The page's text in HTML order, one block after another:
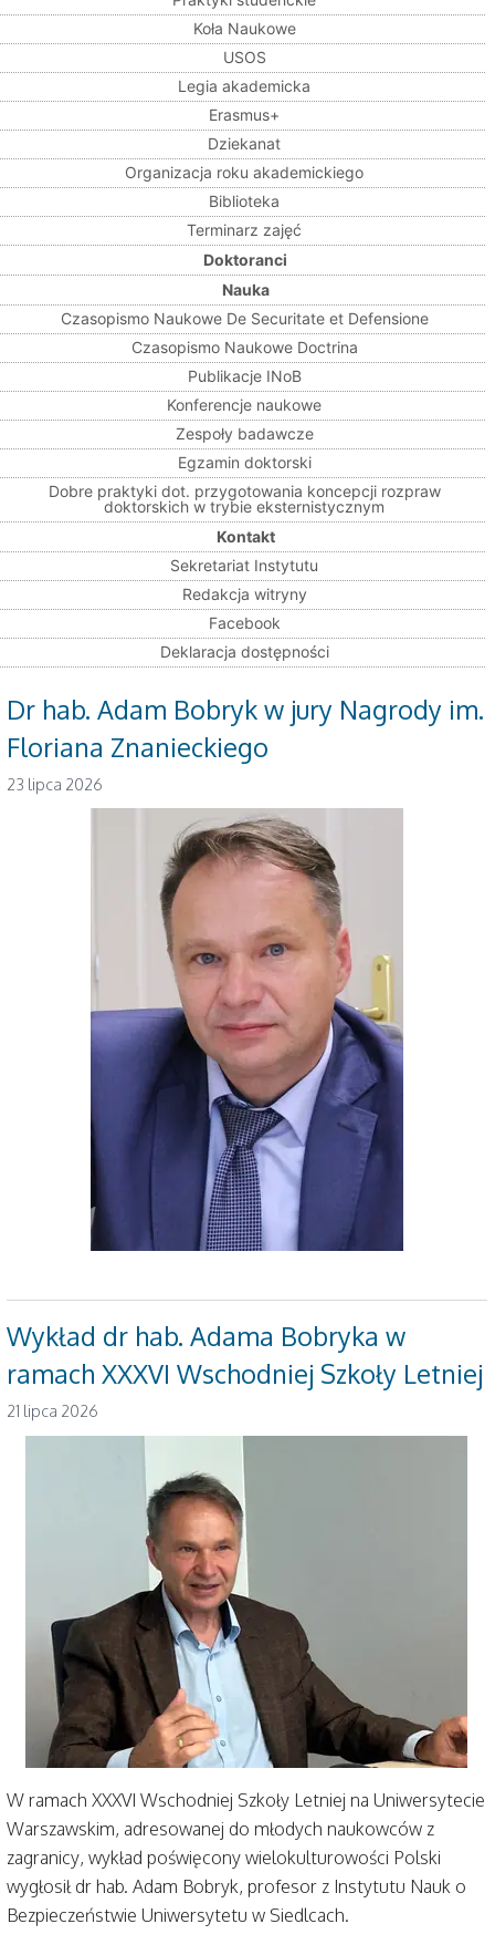
Koła Naukowe
USOS
Legia akademicka
Erasmus+
Dziekanat
Organizacja roku akademickiego
Biblioteka
Terminarz zajęć
Doktoranci
Nauka
Czasopismo Naukowe De Securitate et Defensione
Czasopismo Naukowe Doctrina
Publikacje INoB
Konferencje naukowe
Zespoły badawcze
Egzamin doktorski
Dobre praktyki dot. przygotowania koncepcji rozpraw
doktorskich w trybie eksternistycznym
Kontakt
Sekretariat Instytutu
Redakcja witryny
Facebook
Deklaracja dostępności
Dr hab. Adam Bobryk w jury Nagrody im.
Floriana Znanieckiego
23 lipca 2026
Wykład dr hab. Adama Bobryka w
ramach XXXVI Wschodniej Szkoły Letniej
21 lipca 2026
W ramach XXXVI Wschodniej Szkoły Letniej na Uniwersytecie
Warszawskim, adresowanej do młodych naukowców z
zagranicy, wykład poświęcony wielokulturowości Polski
wygłosił dr hab. Adam Bobryk, profesor z Instytutu Nauk o
Bezpieczeństwie Uniwersytetu w Siedlcach.